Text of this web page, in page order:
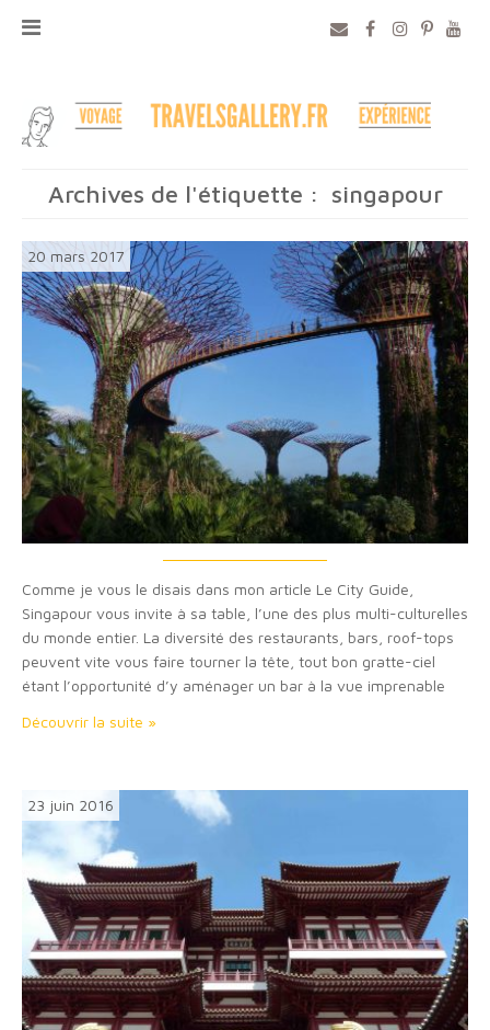
Archives de l'étiquette : singapour
20 mars 2017
Comme je vous le disais dans mon article Le City Guide,
Singapour vous invite à sa table, l’une des plus multi-culturelles
du monde entier. La diversité des restaurants, bars, roof-tops
peuvent vite vous faire tourner la tête, tout bon gratte-ciel
étant l’opportunité d’y aménager un bar à la vue imprenable
Découvrir la suite »
23 juin 2016